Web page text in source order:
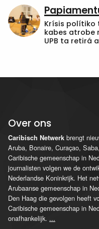
Krísis polítiko
kabes atrobe
UPB ta retirá
Over ons
Caribisch Netwerk brengt
Aruba, Bonaire, Curaçao,
Caribische gemeenschap in
journalisten volgen we de
Nederlandse Koninkrijk. Het
Arubaanse gemeenschap in
Den Haag die gevolgen heeft
Caribische gemeenschap in
onafhankelijk. ...